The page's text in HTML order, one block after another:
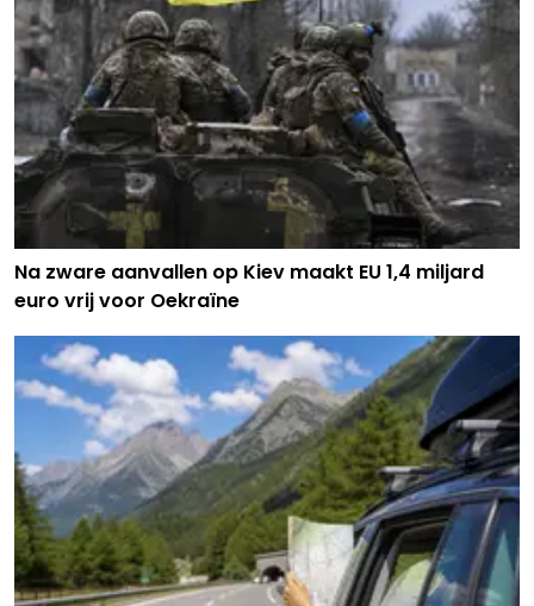
Na zware aanvallen op Kiev maakt EU 1,4 miljard
euro vrij voor Oekraïne